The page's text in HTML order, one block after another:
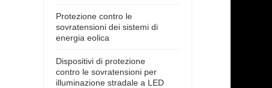
Protezione contro le
sovratensioni dei sistemi di
energia eolica
Dispositivi di protezione
contro le sovratensioni per
illuminazione stradale a LED